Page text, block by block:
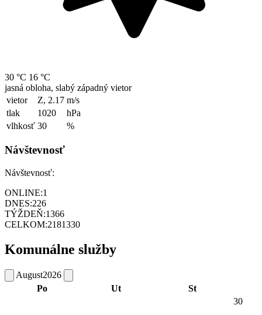
30 °C 16 °C
jasná obloha, slabý západný vietor
vietor
Z, 2.17 m/s
tlak
1020
hPa
vlhkosť 30 %
Návštevnosť
Návštevnosť:
ONLINE:1
DNES:226
TÝŽDEŇ:1366
CELKOM:2181330
Komunálne služby
August2026
Po
Ut St
30